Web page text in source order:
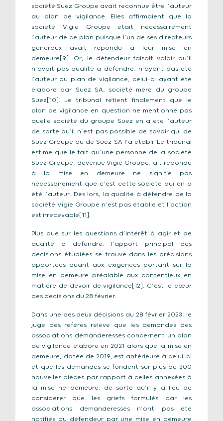
société Suez Groupe avait reconnue être l’auteur
du plan de vigilance. Elles affirmaient que la
société Vigie Groupe était nécessairement
l’auteur de ce plan puisque l’un de ses directeurs
généraux avait répondu à leur mise en
demeure[9]. Or, le défendeur faisait valoir qu’il
n’avait pas qualité à défendre, n’ayant pas été
l’auteur du plan de vigilance, celui-ci ayant été
élaboré par Suez SA, société mère du groupe
Suez[10]. Le tribunal retient finalement que le
plan de vigilance en question ne mentionne pas
quelle société du groupe Suez en a été l’auteur
de sorte qu’il n’est pas possible de savoir qui de
Suez Groupe ou de Suez SA l’a établi. Le tribunal
estime que le fait qu’une personne de la société
Suez Groupe, devenue Vigie Groupe, ait répondu
à la mise en demeure ne signifie pas
nécessairement que c’est cette société qui en a
été l’auteur. Dès lors, la qualité à défendre de la
société Vigie Groupe n’est pas établie et l’action
est irrecevable[11].
Plus que sur les questions d’intérêt à agir et de
qualité à défendre, l’apport principal des
décisions étudiées se trouve dans les précisions
apportées quant aux exigences portant sur la
mise en demeure préalable aux contentieux en
matière de devoir de vigilance[12]. C’est le cœur
des décisions du 28 février.
Dans une des deux décisions du 28 février 2023, le
juge des référés relève que les demandes des
associations demanderesses concernent un plan
de vigilance élaboré en 2021 alors que la mise en
demeure, datée de 2019, est antérieure à celui-ci
et que les demandes se fondent sur plus de 200
nouvelles pièces par rapport à celles annexées à
la mise ne demeure, de sorte qu’il y a lieu de
considérer que les griefs formulés par les
associations demanderesses n’ont pas été
notifiés au défendeur par une mise en demeure